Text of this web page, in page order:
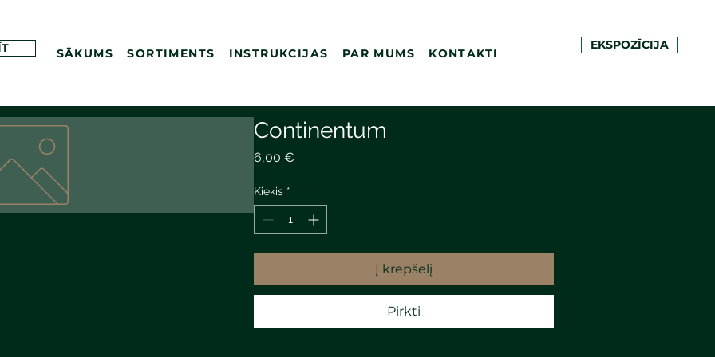
SĀKUMS SORTIMENTS INSTRUKCIJAS PAR MUMS KONTAKTI
EKSPOZĪCIJA
Continentum
6,00 €
Kiekis *
Į krepšelį
Pirkti